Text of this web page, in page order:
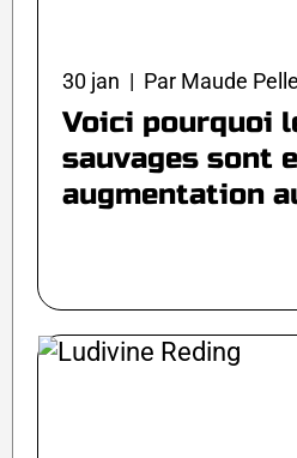
30 jan | Par Maude
Voici pourquoi
sauvages sont
augmentation